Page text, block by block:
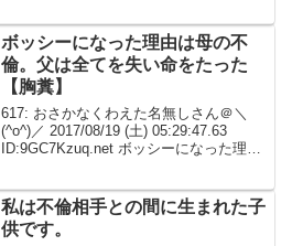
あります。このまま放って...
ボッシーになった理由は母の不
倫。父は全てを失い命をたった
【胸糞】
617: おさかなくわえた名無しさん＠＼
(^o^)／ 2017/08/19 (土) 05:29:47.63
ID:9GC7Kzuq.net ボッシーになった理由
を失い命...
私は不倫相手との間に生まれた子
供です。